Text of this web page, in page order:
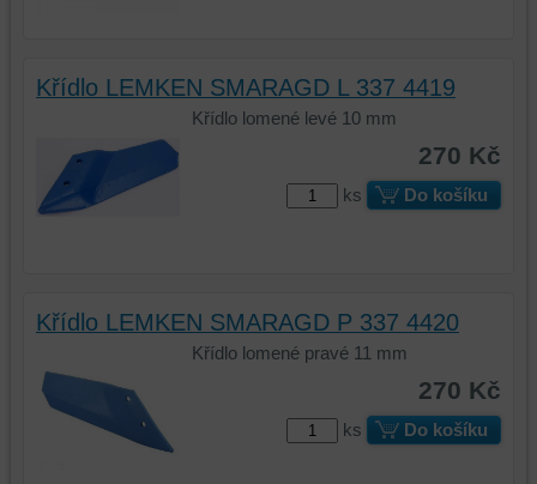
Křídlo LEMKEN SMARAGD L 337 4419
Křídlo lomené levé 10 mm
270 Kč
ks Do košíku
Křídlo LEMKEN SMARAGD P 337 4420
Křídlo lomené pravé 11 mm
270 Kč
ks Do košíku